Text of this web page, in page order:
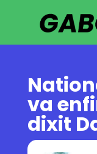
va
dixit